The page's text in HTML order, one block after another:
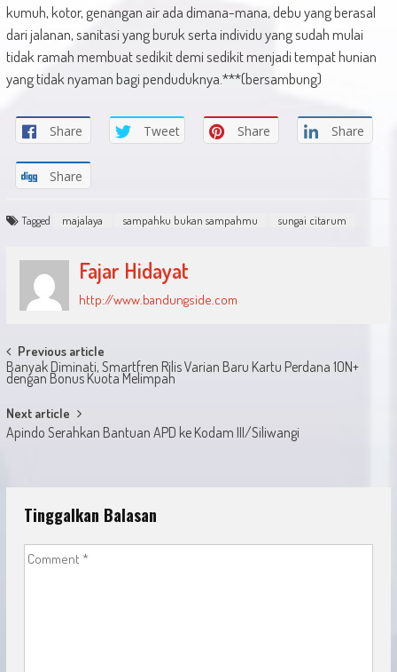
kumuh, kotor, genangan air ada dimana-mana, debu yang berasal
dari jalanan, sanitasi yang buruk serta individu yang sudah mulai
tidak ramah membuat sedikit demi sedikit menjadi tempat hunian
yang tidak nyaman bagi penduduknya.***(bersambung)
Share Tweet Share Share
Share
Tagged majalaya sampahku bukan sampahmu sungai citarum
Fajar Hidayat
http://www.bandungside.com
Post
navigation
Previous article
Banyak Diminati, Smartfren Rilis Varian Baru Kartu Perdana 1ON+
dengan Bonus Kuota Melimpah
Next article
Apindo Serahkan Bantuan APD ke Kodam III/Siliwangi
Tinggalkan Balasan